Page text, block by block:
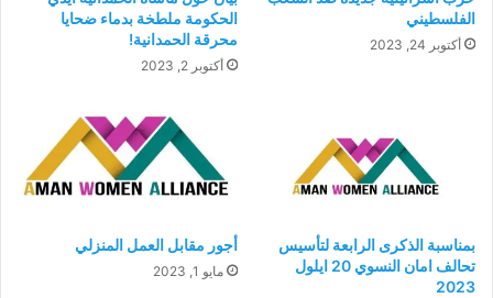
الفلسطيني
أكتوبر 24, 2023
الحكومة ملطخة بدماء ضحايا
محرقة الحمدانية!
أكتوبر 2, 2023
بمناسبة الذكرى الرابعة لتأسيس
تحالف امان النسوي 20 ايلول
2023
أجور مقابل العمل المنزلي
مايو 1, 2023